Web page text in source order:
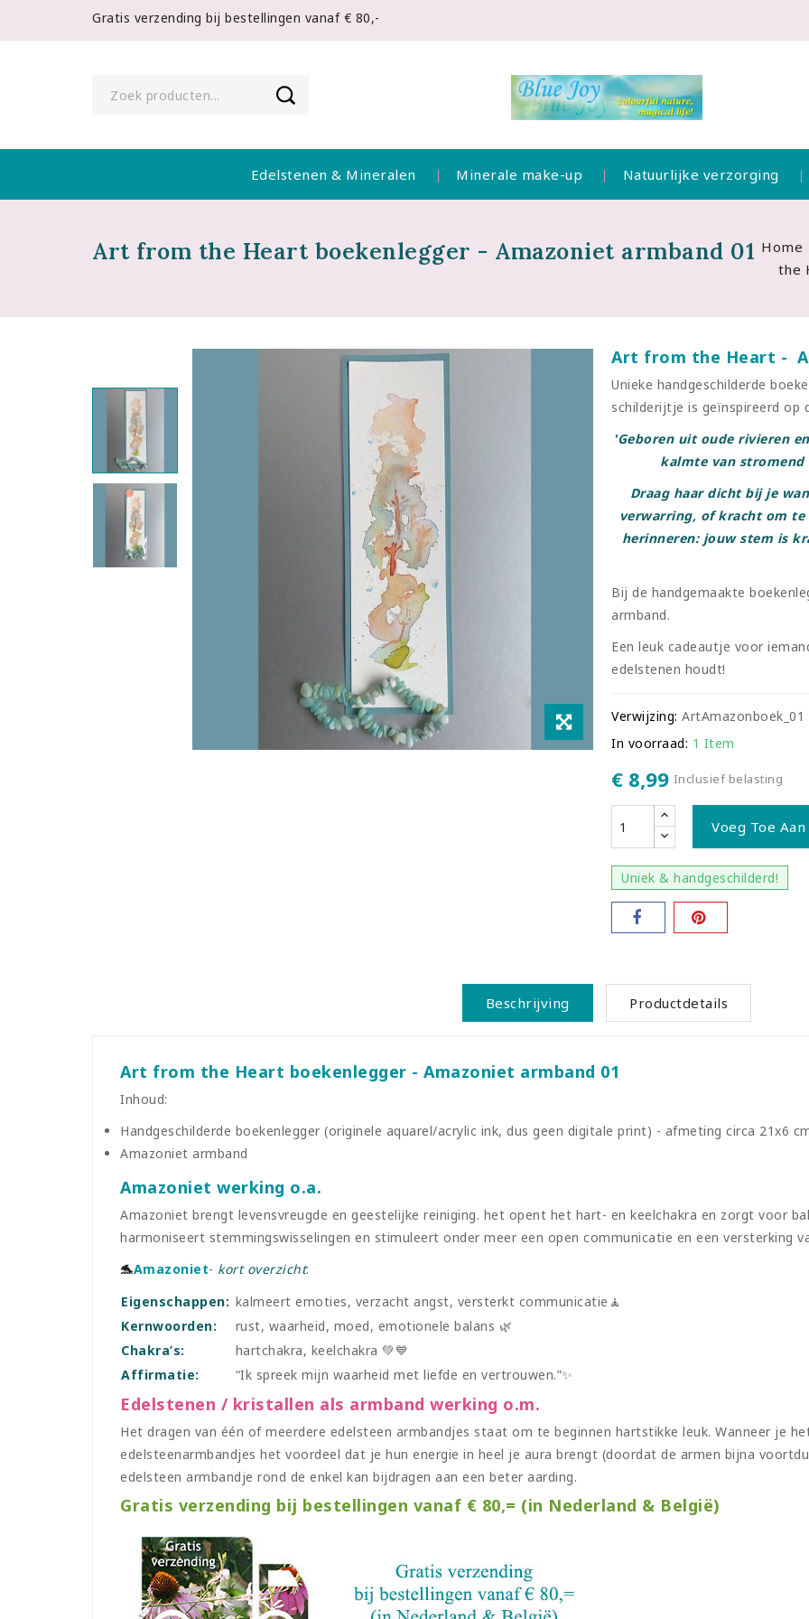
Gratis verzending bij bestellingen vanaf € 80,-
Edelstenen & Mineralen Minerale make-up Natuurlijke verzorging
Art from the Heart boekenlegger - Amazoniet armband 01 Home
the
Art from the Heart -
Unieke handgeschilderde
schilderijtje is geïnspireerd op
'Geboren uit oude rivieren
kalmte van
Draag haar dicht bij je
verwarring, of kracht om te
herinneren: jouw stem is
Bij de handgemaakte
armband.
Een leuk cadeautje voor
edelstenen houdt!
Verwijzing: ArtAmazonboek_01
In voorraad: 1 Item
€ 8,99 Inclusief belasting
Voeg Toe
Uniek & handgeschilderd!
Beschrijving Productdetails
Art from the Heart boekenlegger - Amazoniet armband 01
Inhoud:
Handgeschilderde boekenlegger (originele aquarel/acrylic ink, dus geen digitale print) - afmeting circa 21x6
Amazoniet armband
Amazoniet werking o.a.
Amazoniet brengt levensvreugde en geestelijke reiniging. het opent het hart- en keelchakra en zorgt voor
harmoniseert stemmingswisselingen en stimuleert onder meer een open communicatie en een versterking
🐬Amazoniet- kort overzicht:
Eigenschappen: kalmeert emoties, verzacht angst, versterkt communicatie🧘
Kernwoorden:
rust, waarheid, moed, emotionele balans 🌿
Chakra’s:
hartchakra, keelchakra 💚💙
Affirmatie:
“Ik spreek mijn waarheid met liefde en vertrouwen.”✨
Edelstenen / kristallen als armband werking o.m.
Het dragen van één of meerdere edelsteen armbandjes staat om te beginnen hartstikke leuk. Wanneer je
edelsteenarmbandjes het voordeel dat je hun energie in heel je aura brengt (doordat de armen bijna
edelsteen armbandje rond de enkel kan bijdragen aan een beter aarding.
Gratis verzending bij bestellingen vanaf € 80,= (in Nederland & België)